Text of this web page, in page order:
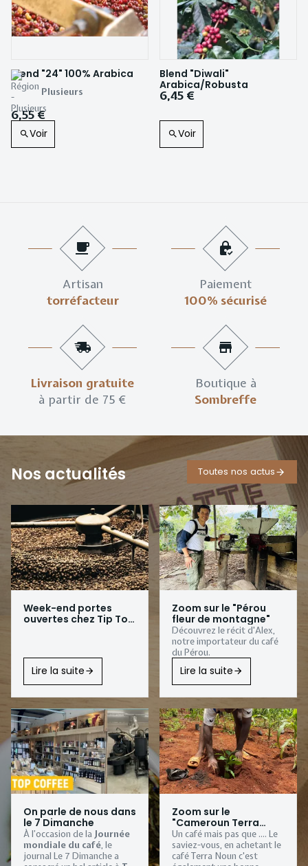
Blend "24" 100% Arabica
Plusieurs
6,55 €
Voir
Blend "Diwali"
Arabica/Robusta
6,45 €
Voir
Artisan
torréfacteur
Paiement
100% sécurisé
Livraison gratuite
à partir de 75 €
Boutique à
Sombreffe
Nos actualités Toutes nos actus
Week-end portes
ouvertes chez Tip Top
Lire la suite
Zoom sur le "Pérou
fleur de montagne"
Découvrez le récit d'Alex,
notre importateur du café
du Pérou.
Lire la suite
On parle de nous dans
le 7 Dimanche
À l’occasion de la Journée
mondiale du café, le
journal Le 7 Dimanche a
Zoom sur le
"Cameroun Terra
Noun"
Un café mais pas que .... Le
saviez-vous, en achetant le
café Terra Noun c'est